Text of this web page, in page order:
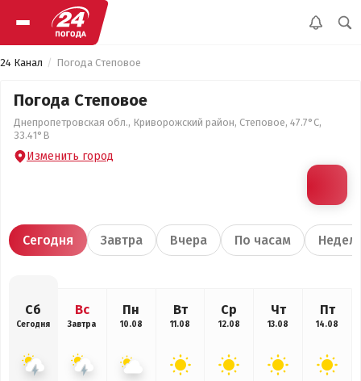
24 Канал Погода Степовое
Погода Степовое
Днепропетровская обл., Криворожский район, Степовое, 47.7°С,
33.41°В
Изменить город
Сегодня Завтра Вчера По часам
Сб
Сегодня
Вс
Завтра
Пн
10.08
Вт
11.08
Ср
12.08
Чт
13.08
Пт
14.08